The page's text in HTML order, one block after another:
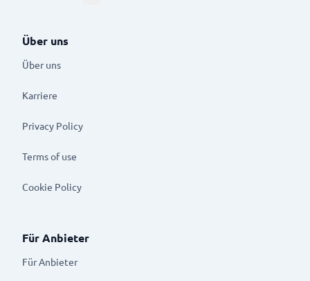
Über uns
Über uns
Karriere
Privacy Policy
Terms of use
Cookie Policy
Für Anbieter
Für Anbieter